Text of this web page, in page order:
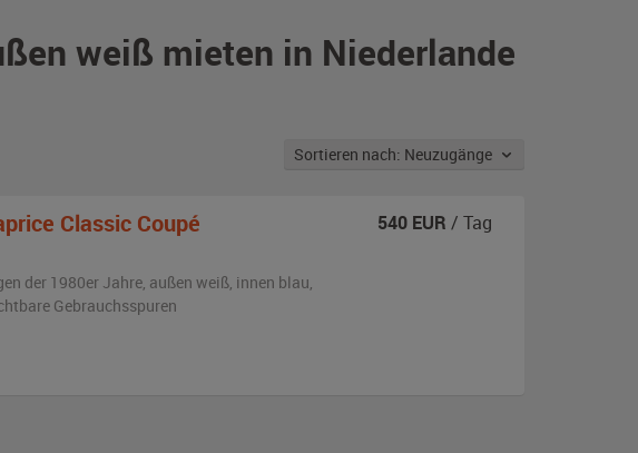
weiß mieten in Niederlande
Sortieren nach: Neuzugänge
Classic Coupé
der 1980er Jahre, außen weiß, innen blau,
Gebrauchsspuren
540 EUR / Tag